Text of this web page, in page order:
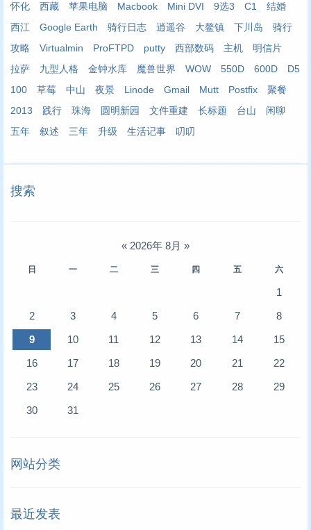
怀化
西藏 苹果电脑 Macbook Mini DVI 9选3 C1
结婚
西江
Google Earth 骑行日志 逍遥谷 大鳌镇 下川岛
骑行
攻略
Virtualmin ProFTPD putty 西部数码 主机
明信片
拉萨
九型人格 金钟水库 魔兽世界 WOW 550D 600D
D5
100
草莓 中山 夜景 Linode Gmail Mutt Postfix
聚餐
2013
践行 珠海 圆明新园 文件重建 长标题 台山
闲聊
五年
叙述 三年 升级 生活记事 叨叨
搜索
« 2026年 8月 »
日 一 二 三 四 五 六
1
2
3 4 5 6 7
8
9
10 11 12 13 14
15
16
17 18 19 20 21
22
23
24 25 26 27 28
29
30
31
网站分类
最近发表